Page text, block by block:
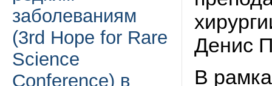
заболеваниям
(3rd Hope for Rare
Science
Conference) в
Денис
В